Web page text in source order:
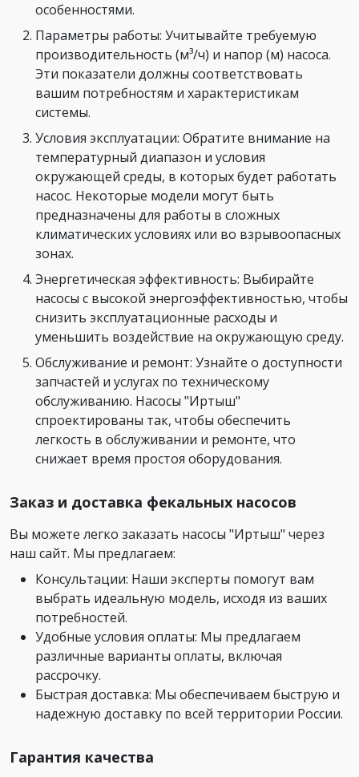
особенностями.
Параметры работы: Учитывайте требуемую
производительность (м³/ч) и напор (м) насоса.
Эти показатели должны соответствовать
вашим потребностям и характеристикам
системы.
Условия эксплуатации: Обратите внимание на
температурный диапазон и условия
окружающей среды, в которых будет работать
насос. Некоторые модели могут быть
предназначены для работы в сложных
климатических условиях или во взрывоопасных
зонах.
Энергетическая эффективность: Выбирайте
насосы с высокой энергоэффективностью, чтобы
снизить эксплуатационные расходы и
уменьшить воздействие на окружающую среду.
Обслуживание и ремонт: Узнайте о доступности
запчастей и услугах по техническому
обслуживанию. Насосы "Иртыш"
спроектированы так, чтобы обеспечить
легкость в обслуживании и ремонте, что
снижает время простоя оборудования.
Заказ и доставка фекальных насосов
Вы можете легко заказать насосы "Иртыш" через
наш сайт. Мы предлагаем:
Консультации: Наши эксперты помогут вам
выбрать идеальную модель, исходя из ваших
потребностей.
Удобные условия оплаты: Мы предлагаем
различные варианты оплаты, включая
рассрочку.
Быстрая доставка: Мы обеспечиваем быструю и
надежную доставку по всей территории России.
Гарантия качества